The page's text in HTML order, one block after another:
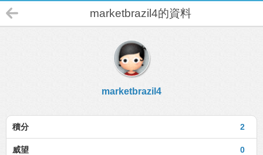
marketbrazil4的資料
marketbrazil4
2
積分
0
威望